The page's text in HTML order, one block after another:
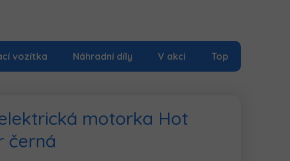
vozítka Náhradní díly V akci Top
motorka Hot
černá